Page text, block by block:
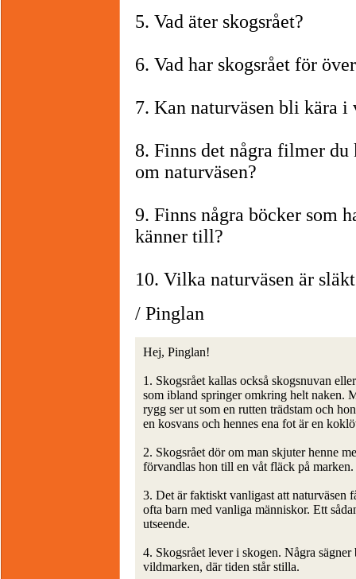
5. Vad äter skogsrået?
6. Vad har skogsrået för
7. Kan naturväsen bli kära i
8. Finns det några filmer du
om naturväsen?
9. Finns några böcker som
känner till?
10. Vilka naturväsen är
/ Pinglan
Hej, Pinglan!
1. Skogsrået kallas också skogsnuvan
som ibland springer omkring helt naken.
rygg ser ut som en rutten trädstam och
en kosvans och hennes ena fot är en
2. Skogsrået dör om man skjuter henne
förvandlas hon till en våt fläck på marken.
3. Det är faktiskt vanligast att naturväsen
ofta barn med vanliga människor. Ett
utseende.
4. Skogsrået lever i skogen. Några
vildmarken, där tiden står stilla.